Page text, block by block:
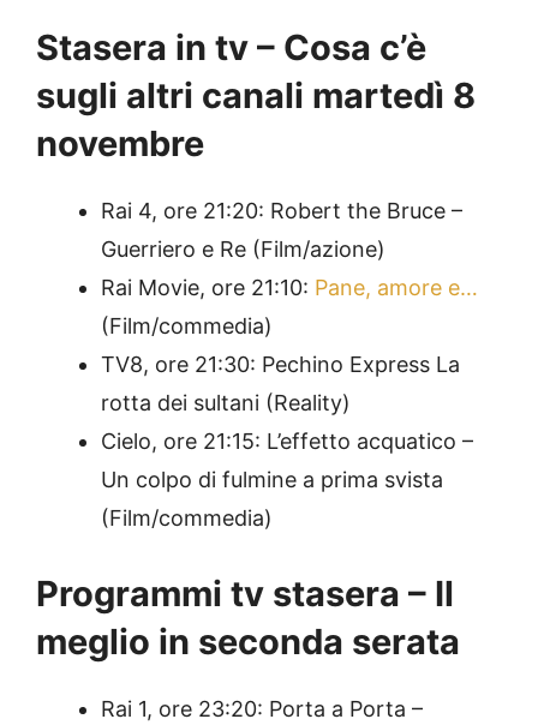
Stasera in tv – Cosa c’è
sugli altri canali martedì 8
novembre
Rai 4, ore 21:20: Robert the Bruce –
Guerriero e Re (Film/azione)
Rai Movie, ore 21:10: Pane, amore e…
(Film/commedia)
TV8, ore 21:30: Pechino Express La
rotta dei sultani (Reality)
Cielo, ore 21:15: L’effetto acquatico –
Un colpo di fulmine a prima svista
(Film/commedia)
Programmi tv stasera – Il
meglio in seconda serata
Rai 1, ore 23:20: Porta a Porta –